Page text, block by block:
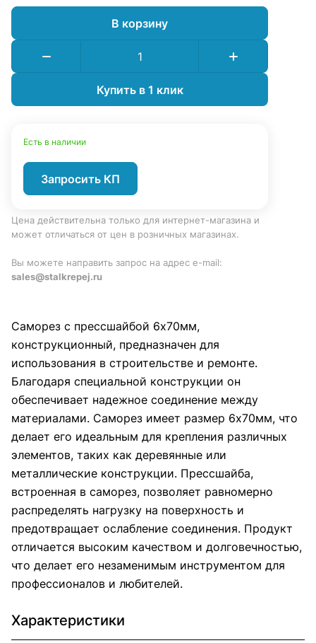
В корзину
Купить в 1 клик
Есть в наличии
Запросить КП
Цена действительна только для интернет-магазина и
может отличаться от цен в розничных магазинах.
Вы можете направить запрос на адрес e-mail:
sales@stalkrepej.ru
Саморез с прессшайбой 6х70мм,
конструкционный, предназначен для
использования в строительстве и ремонте.
Благодаря специальной конструкции он
обеспечивает надежное соединение между
материалами. Саморез имеет размер 6х70мм, что
делает его идеальным для крепления различных
элементов, таких как деревянные или
металлические конструкции. Прессшайба,
встроенная в саморез, позволяет равномерно
распределять нагрузку на поверхность и
предотвращает ослабление соединения. Продукт
отличается высоким качеством и долговечностью,
что делает его незаменимым инструментом для
профессионалов и любителей.
Характеристики